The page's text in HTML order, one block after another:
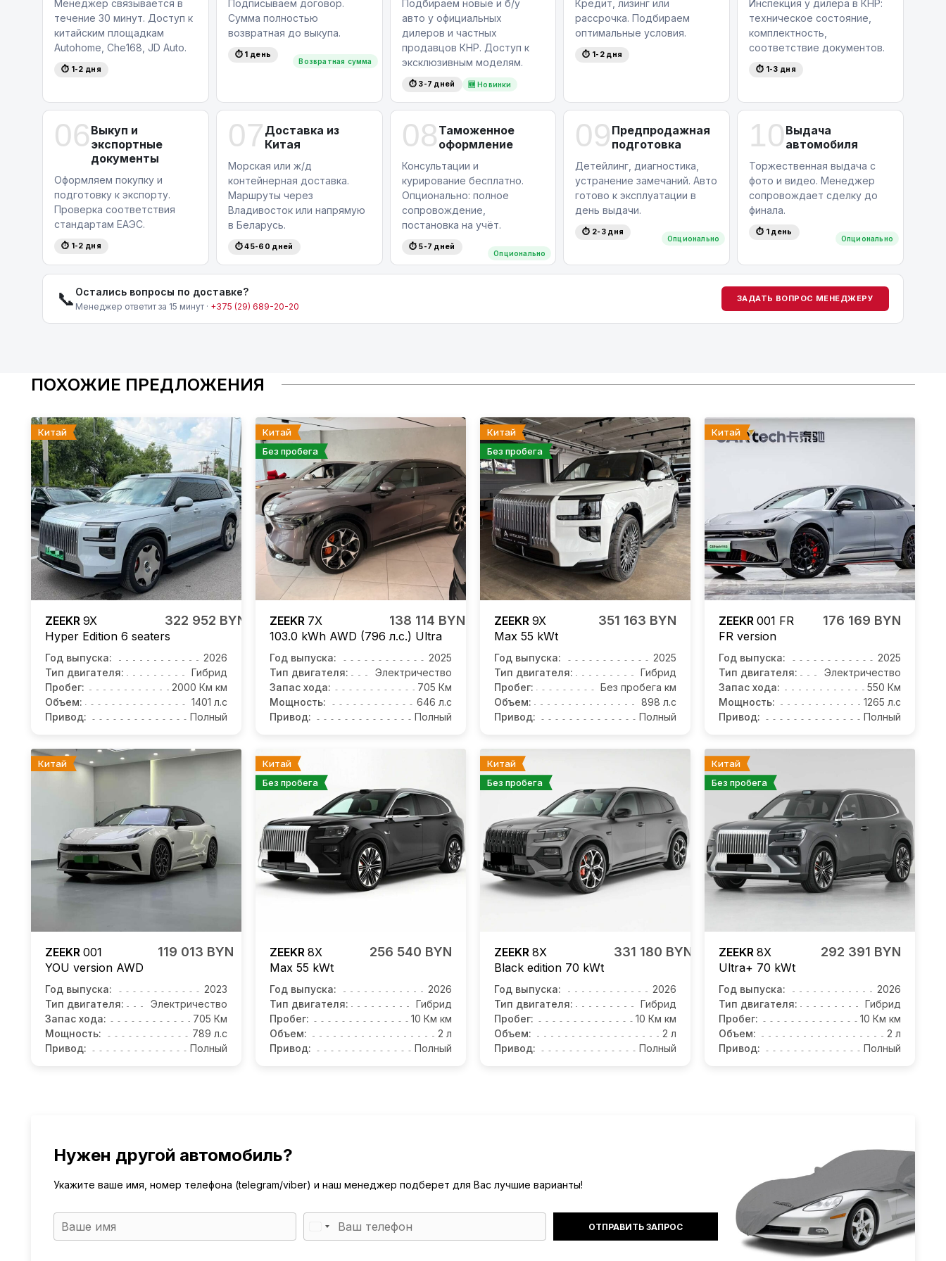
удобнее.
Узнайте больше и оставьте заявку на покупку, связавшись с нами по номеру:
(29) 689 20 20.
Менеджер связывается в
течение 30 минут. Доступ к
китайским площадкам
Autohome, Che168, JD Auto.
⏱ 1-2 дня
Возвратная сумма
Подписываем договор.
Сумма полностью
возвратная до выкупа.
⏱ 1 день
Подбираем новые и б/у
авто у официальных
дилеров и частных
продавцов КНР. Доступ к
эксклюзивным моделям.
⏱ 3-7 дней 🆕 Новинки
Кредит, лизинг или
рассрочка. Подбираем
оптимальные условия.
⏱ 1-2 дня
Инспекция у дилера в КНР:
техническое состояние,
комплектность,
соответствие документов.
⏱ 1-3 дня
06 Выкуп и
экспортные
документы
Оформляем покупку и
подготовку к экспорту.
Проверка соответствия
стандартам ЕАЭС.
⏱ 1-2 дня
07 Доставка из
Китая
Морская или ж/д
контейнерная доставка.
Маршруты через
Владивосток или напрямую
в Беларусь.
⏱ 45-60 дней
08 Таможенное
оформление
Опционально
Консультации и
курирование бесплатно.
Опционально: полное
сопровождение,
постановка на учёт.
⏱ 5-7 дней
09 Предпродажная
подготовка
Опционально
Детейлинг, диагностика,
устранение замечаний. Авто
готово к эксплуатации в
день выдачи.
⏱ 2-3 дня
10 Выдача
автомобиля
Опционально
Торжественная выдача с
фото и видео. Менеджер
сопровождает сделку до
финала.
⏱ 1 день
📞 Остались вопросы по доставке?
Менеджер ответит за 15 минут · +375 (29) 689-20-20
ЗАДАТЬ ВОПРОС МЕНЕДЖЕРУ
ПОХОЖИЕ ПРЕДЛОЖЕНИЯ
Китай
ZEEKR 9X
Hyper Edition 6 seaters
322 952 BYN
Год выпуска:
2026
Тип двигателя:
Гибрид
Пробег:
2000 Км км
Объем:
1401 л.с
Привод:
Полный
Китай
Без пробега
ZEEKR 7X
103.0 kWh AWD (796 л.с.) Ultra
138 114 BYN
Год выпуска:
2025
Тип двигателя:
Электричество
Запас хода:
705 Км
Мощность:
646 л.с
Привод:
Полный
Китай
Без пробега
ZEEKR 9X
Max 55 kWt
351 163 BYN
Год выпуска:
2025
Тип двигателя:
Гибрид
Пробег:
Без пробега км
Объем:
898 л.с
Привод:
Полный
Китай
ZEEKR 001 FR
FR version
176 169 BYN
Год выпуска:
2025
Тип двигателя:
Электричество
Запас хода:
550 Км
Мощность:
1265 л.с
Привод:
Полный
Китай
ZEEKR 001
YOU version AWD
119 013 BYN
Год выпуска:
2023
Тип двигателя:
Электричество
Запас хода:
705 Км
Мощность:
789 л.с
Привод:
Полный
Китай
Без пробега
ZEEKR 8X
Max 55 kWt
256 540 BYN
Год выпуска:
2026
Тип двигателя:
Гибрид
Пробег:
10 Км км
Объем:
2 л
Привод:
Полный
Китай
Без пробега
ZEEKR 8X
Black edition 70 kWt
331 180 BYN
Год выпуска:
2026
Тип двигателя:
Гибрид
Пробег:
10 Км км
Объем:
2 л
Привод:
Полный
Китай
Без пробега
ZEEKR 8X
Ultra+ 70 kWt
292 391 BYN
Год выпуска:
2026
Тип двигателя:
Гибрид
Пробег:
10 Км км
Объем:
2 л
Привод:
Полный
Нужен другой автомобиль?
Укажите ваше имя, номер телефона (telegram/viber) и наш менеджер подберет для Вас лучшие варианты!